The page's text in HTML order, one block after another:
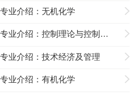
业介绍：无机化学
北京化工大学研究生专业介绍：控制理论与控制工程
业介绍：技术经济及管理
业介绍：有机化学